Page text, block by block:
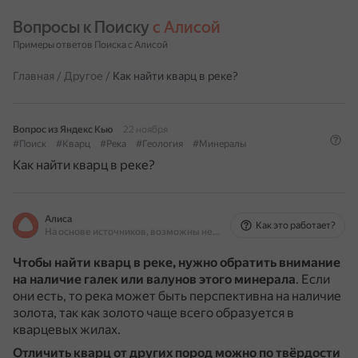
Вопросы к Поиску с Алисой
Примеры ответов Поиска с Алисой
Главная / Другое / Как найти кварц в реке?
Вопрос из Яндекс Кью
22 ноября
#Поиск
#Кварц #Река #Геология #Минералы
Как найти кварц в реке?
Алиса
На основе источников, возможны неточности
Как это работает?
Чтобы найти кварц в реке, нужно обратить внимание
на наличие галек или валунов этого минерала. Если
они есть, то река может быть перспективна на наличие
золота, так как золото чаще всего образуется в
кварцевых жилах.
Отличить кварц от других пород можно по твёрдости